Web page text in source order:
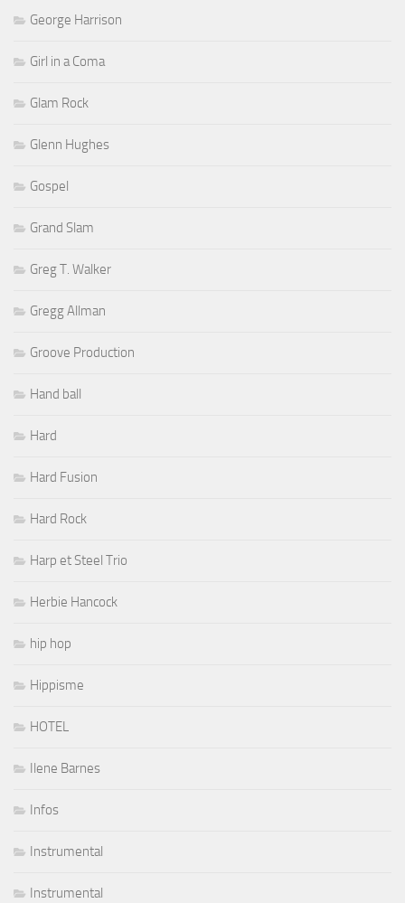
George Harrison
Girl in a Coma
Glam Rock
Glenn Hughes
Gospel
Grand Slam
Greg T. Walker
Gregg Allman
Groove Production
Hand ball
Hard
Hard Fusion
Hard Rock
Harp et Steel Trio
Herbie Hancock
hip hop
Hippisme
HOTEL
Ilene Barnes
Infos
Instrumental
Instrumental